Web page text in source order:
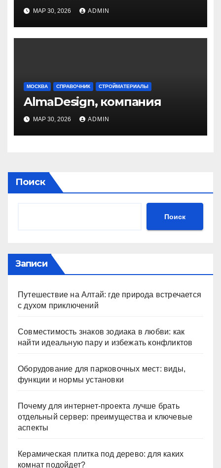
МАР 30, 2026 ADMIN
МОСКВА СПРАВОЧНИК СТРОЙМАТЕРИАЛЫ
AlmaDesign, компания
МАР 30, 2026 ADMIN
Поиск
Поиск
Записи
Путешествие на Алтай: где природа встречается
с духом приключений
Совместимость знаков зодиака в любви: как
найти идеальную пару и избежать конфликтов
Оборудование для парковочных мест: виды,
функции и нормы установки
Почему для интернет-проекта лучше брать
отдельный сервер: преимущества и ключевые
аспекты
Керамическая плитка под дерево: для каких
комнат подойдет?